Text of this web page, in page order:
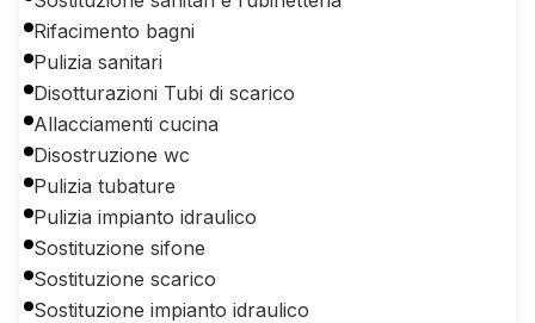
Rifacimento bagni
Pulizia sanitari
Disotturazioni Tubi di scarico
Allacciamenti cucina
Disostruzione wc
Pulizia tubature
Pulizia impianto idraulico
Sostituzione sifone
Sostituzione scarico
Sostituzione impianto idraulico